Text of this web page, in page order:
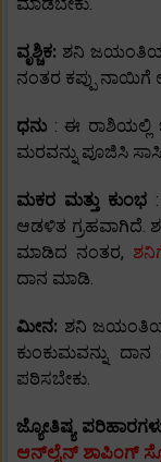
ವೃಶ್ಚಿಕ: ಶನಿ ಜಯಂತಿಯ
ನಂತರ ಕಪ್ಪು
ಧನು : ಈ
ಮರವನ್ನು ಪೂಜಿಸಿ
ಮಕರ ಮತ್ತು ಕುಂಭ
ಆಡಳಿತ
ಮಾಡಿದ ನಂತರ,
ದಾನ ಮಾಡಿ.
ಮೀನ: ಶನಿ ಜಯಂತಿಯ
ಕುಂಕುಮವನ್ನು
ಪಠಿಸಬೇಕು.
ಜ್ಯೋತಿಷ್ಯ
ಆನ್‌ಲೈನ್ ಶಾಪಿಂಗ್